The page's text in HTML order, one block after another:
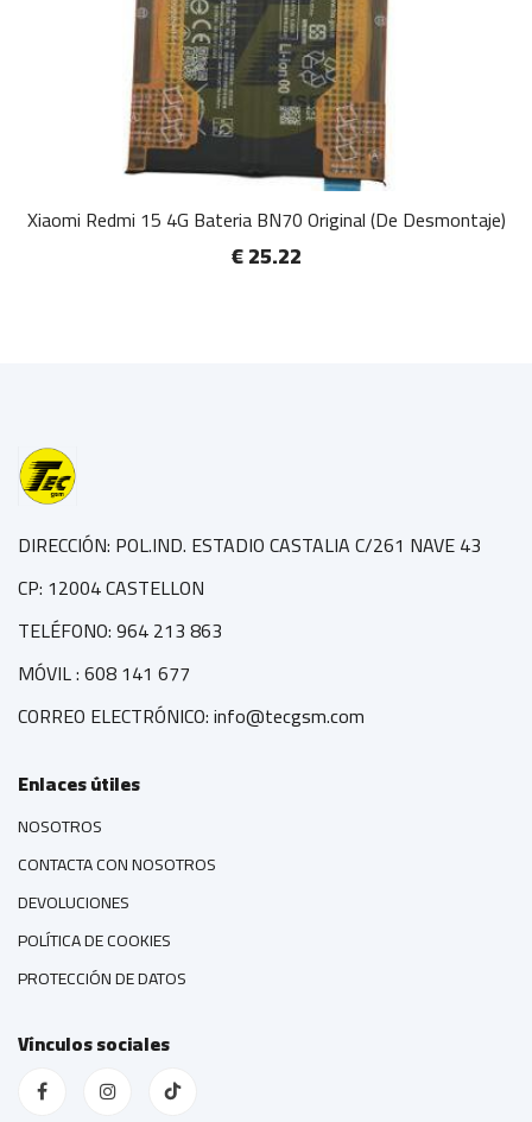
Xiaomi Redmi 15 4G Bateria BN70 Original (De Desmontaje)
€ 25.22
DIRECCIÓN: POL.IND. ESTADIO CASTALIA C/261 NAVE 43
CP: 12004 CASTELLON
TELÉFONO: 964 213 863
MÓVIL : 608 141 677
CORREO ELECTRÓNICO: info@tecgsm.com
Enlaces útiles
NOSOTROS
CONTACTA CON NOSOTROS
DEVOLUCIONES
POLÍTICA DE COOKIES
PROTECCIÓN DE DATOS
Vínculos sociales